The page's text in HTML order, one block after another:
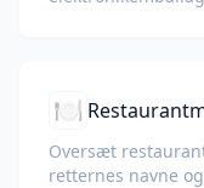
🍽️
Oversæt
retternes navne